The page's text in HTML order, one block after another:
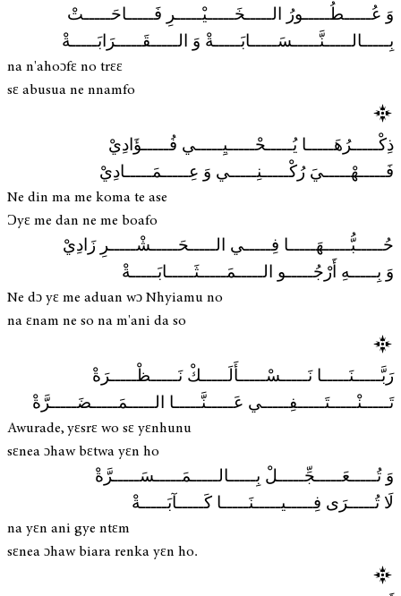
وَ عُـــــطُـــــورُ الـــــخَـــــيْـــــرِ فَـــــاحَـــــتْ
بِـــــالـــــنَّـــــسَـــــابَـــــةْ وَ الـــــقَـــــرَابَـــــةْ
na n'ahoɔfɛ no trɛɛ
sɛ abusua ne nnamfo
ذِكْـــــرُهَـــــا يُـــــحْـــــيِـــــي فُـــــؤَادِيْ
فَـــــهْـــــيَ رُكْـــــنِـــــي وَ عِـــــمَـــــادِيْ
Ne din ma me koma te ase
Ɔyɛ me dan ne me boafo
حُـــــبُّـــــهَـــــا فِـــــي الـــــحَـــــشْـــــرِ زَادِيْ
وَ بِـــــهِ أَرْجُـــــو الـــــمَـــــثَـــــابَـــــةْ
Ne dɔ yɛ me aduan wɔ Nhyiamu no
na ɛnam ne so na m'ani da so
رَبَّـــــنَـــــا نَـــــسْـــــأَلَـــــكْ نَـــــظْـــــرَةْ
تَـــــنْـــــتَـــــفِـــــي عَـــــنَّـــــا الـــــمَـــــضَـــــرَّةْ
Awurade, yɛsrɛ wo sɛ yɛnhunu
sɛnea ɔhaw bɛtwa yɛn ho
وَ تُـــــعَـــــجِّـــــلْ بِـــــالـــــمَـــــسَـــــرَّةْ
لَا تُـــــرَى فِـــــيـــــنَـــــا كَـــــآبَـــــةْ
na yɛn ani gye ntɛm
sɛnea ɔhaw biara renka yɛn ho.